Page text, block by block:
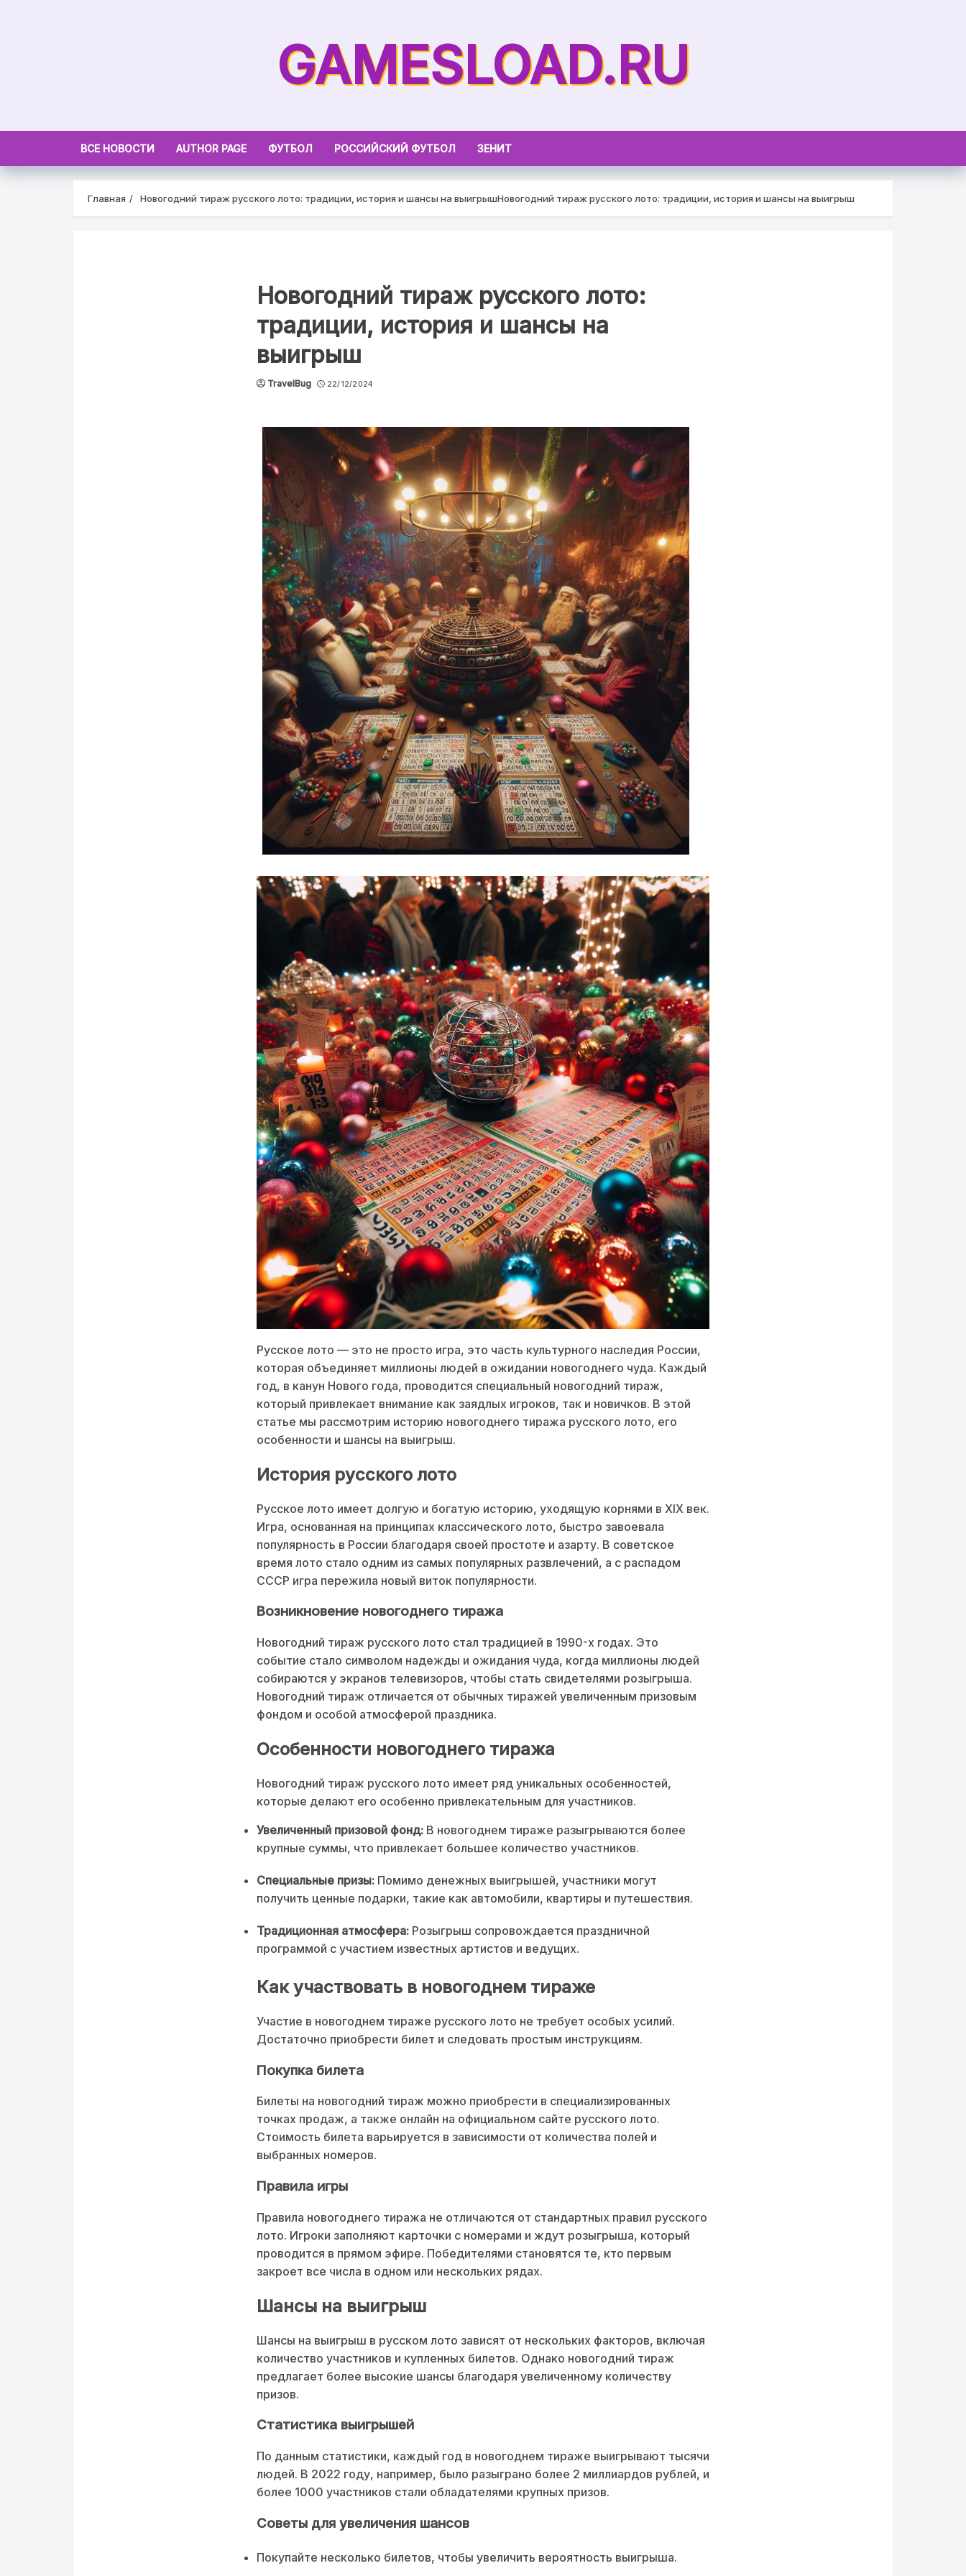
GAMESLOAD.RU
ВСЕ НОВОСТИ AUTHOR PAGE ФУТБОЛ РОССИЙСКИЙ ФУТБОЛ ЗЕНИТ
Главная Новогодний тираж русского лото: традиции, история и шансы на выигрышНовогодний тираж русского лото: традиции, история и шансы на выигрыш
Новогодний тираж русского лото:
традиции, история и шансы на
выигрыш
TravelBug 22/12/2024
Русское лото — это не просто игра, это часть культурного наследия России,
которая объединяет миллионы людей в ожидании новогоднего чуда. Каждый
год, в канун Нового года, проводится специальный новогодний тираж,
который привлекает внимание как заядлых игроков, так и новичков. В этой
статье мы рассмотрим историю новогоднего тиража русского лото, его
особенности и шансы на выигрыш.
История русского лото
Русское лото имеет долгую и богатую историю, уходящую корнями в XIX век.
Игра, основанная на принципах классического лото, быстро завоевала
популярность в России благодаря своей простоте и азарту. В советское
время лото стало одним из самых популярных развлечений, а с распадом
СССР игра пережила новый виток популярности.
Возникновение новогоднего тиража
Новогодний тираж русского лото стал традицией в 1990-х годах. Это
событие стало символом надежды и ожидания чуда, когда миллионы людей
собираются у экранов телевизоров, чтобы стать свидетелями розыгрыша.
Новогодний тираж отличается от обычных тиражей увеличенным призовым
фондом и особой атмосферой праздника.
Особенности новогоднего тиража
Новогодний тираж русского лото имеет ряд уникальных особенностей,
которые делают его особенно привлекательным для участников.
Увеличенный призовой фонд: В новогоднем тираже разыгрываются более
крупные суммы, что привлекает большее количество участников.
Специальные призы: Помимо денежных выигрышей, участники могут
получить ценные подарки, такие как автомобили, квартиры и путешествия.
Традиционная атмосфера: Розыгрыш сопровождается праздничной
программой с участием известных артистов и ведущих.
Как участвовать в новогоднем тираже
Участие в новогоднем тираже русского лото не требует особых усилий.
Достаточно приобрести билет и следовать простым инструкциям.
Покупка билета
Билеты на новогодний тираж можно приобрести в специализированных
точках продаж, а также онлайн на официальном сайте русского лото.
Стоимость билета варьируется в зависимости от количества полей и
выбранных номеров.
Правила игры
Правила новогоднего тиража не отличаются от стандартных правил русского
лото. Игроки заполняют карточки с номерами и ждут розыгрыша, который
проводится в прямом эфире. Победителями становятся те, кто первым
закроет все числа в одном или нескольких рядах.
Шансы на выигрыш
Шансы на выигрыш в русском лото зависят от нескольких факторов, включая
количество участников и купленных билетов. Однако новогодний тираж
предлагает более высокие шансы благодаря увеличенному количеству
призов.
Статистика выигрышей
По данным статистики, каждый год в новогоднем тираже выигрывают тысячи
людей. В 2022 году, например, было разыграно более 2 миллиардов рублей, и
более 1000 участников стали обладателями крупных призов.
Советы для увеличения шансов
Покупайте несколько билетов, чтобы увеличить вероятность выигрыша.